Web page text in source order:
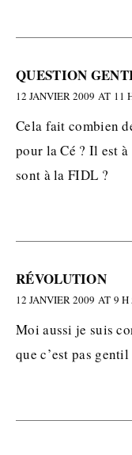
QUESTION
12 JANVIER 2009 AT 11
Cela fait combien
pour la Cé ? Il est
sont à la FIDL ?
RÉVOLUTION
12 JANVIER 2009 AT 9
Moi aussi je suis
que c’est pas